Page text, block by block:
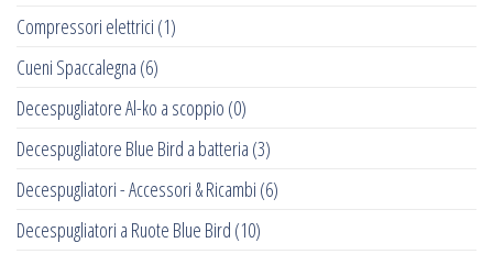
Compressori elettrici (1)
Cueni Spaccalegna (6)
Decespugliatore Al-ko a scoppio (0)
Decespugliatore Blue Bird a batteria (3)
Decespugliatori - Accessori & Ricambi (6)
Decespugliatori a Ruote Blue Bird (10)